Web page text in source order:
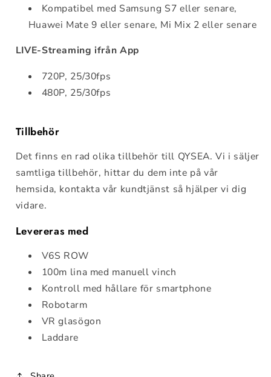
Kompatibel med Samsung S7 eller senare,
Huawei Mate 9 eller senare, Mi Mix 2 eller senare
LIVE-Streaming ifrån App
720P, 25/30fps
480P, 25/30fps
Tillbehör
Det finns en rad olika tillbehör till QYSEA. Vi i säljer
samtliga tillbehör, hittar du dem inte på vår
hemsida, kontakta vår kundtjänst så hjälper vi dig
vidare.
Levereras med
V6S ROW
100m lina med manuell vinch
Kontroll med hållare för smartphone
Robotarm
VR glasögon
Laddare